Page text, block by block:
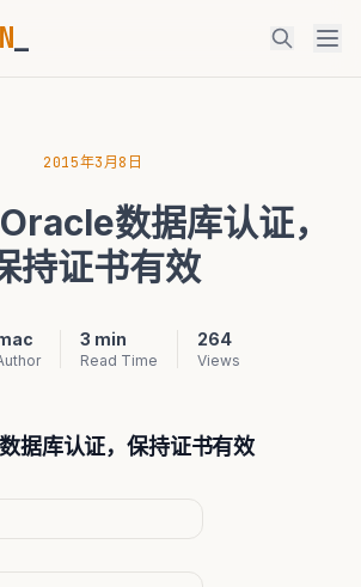
_
Ctrl+K
2015年3月8日
数据库认证，
持证书有效
3 min
Read Time
264
Views
数据库认证，保持证书有效